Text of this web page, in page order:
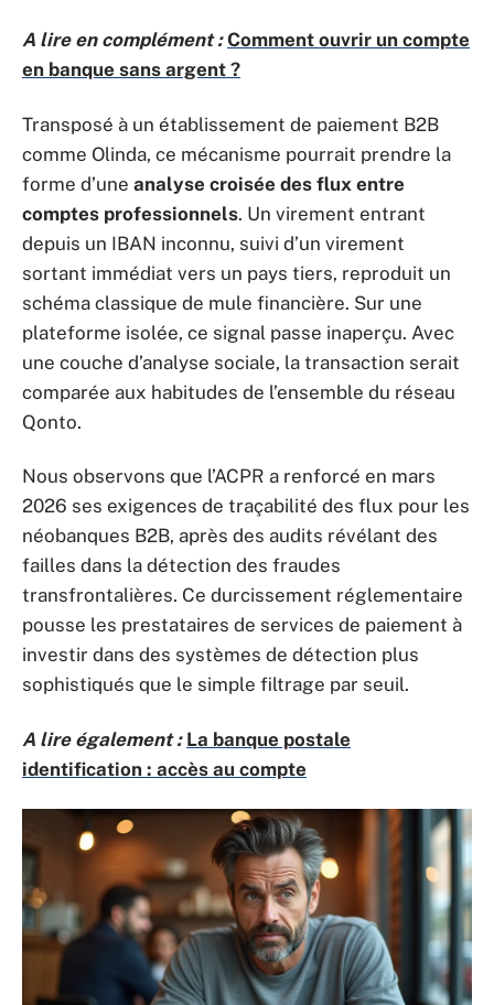
A lire en complément : Comment ouvrir un compte
en banque sans argent ?
Transposé à un établissement de paiement B2B
comme Olinda, ce mécanisme pourrait prendre la
forme d’une analyse croisée des flux entre
comptes professionnels. Un virement entrant
depuis un IBAN inconnu, suivi d’un virement
sortant immédiat vers un pays tiers, reproduit un
schéma classique de mule financière. Sur une
plateforme isolée, ce signal passe inaperçu. Avec
une couche d’analyse sociale, la transaction serait
comparée aux habitudes de l’ensemble du réseau
Qonto.
Nous observons que l’ACPR a renforcé en mars
2026 ses exigences de traçabilité des flux pour les
néobanques B2B, après des audits révélant des
failles dans la détection des fraudes
transfrontalières. Ce durcissement réglementaire
pousse les prestataires de services de paiement à
investir dans des systèmes de détection plus
sophistiqués que le simple filtrage par seuil.
A lire également : La banque postale
identification : accès au compte